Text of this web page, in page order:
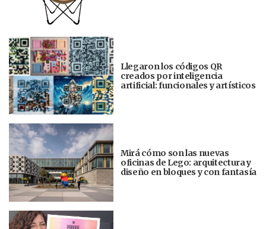
Llegaron los códigos QR
creados por inteligencia
artificial: funcionales y artísticos
Mirá cómo son las nuevas
oficinas de Lego: arquitectura y
diseño en bloques y con fantasía